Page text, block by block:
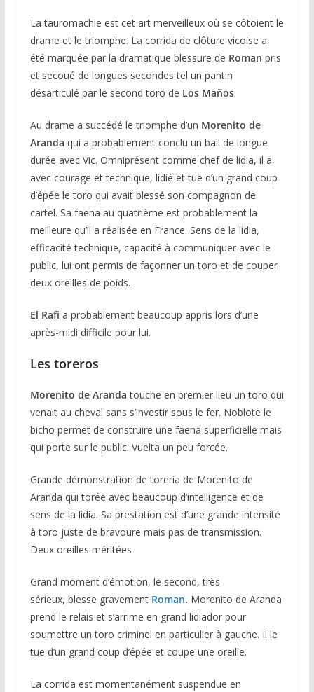
La tauromachie est cet art merveilleux où se côtoient le
drame et le triomphe. La corrida de clôture vicoise a
été marquée par la dramatique blessure de Roman pris
et secoué de longues secondes tel un pantin
désarticulé par le second toro de Los Maños.
Au drame a succédé le triomphe d’un Morenito de
Aranda qui a probablement conclu un bail de longue
durée avec Vic. Omniprésent comme chef de lidia, il a,
avec courage et technique, lidié et tué d’un grand coup
d’épée le toro qui avait blessé son compagnon de
cartel. Sa faena au quatrième est probablement la
meilleure qu’il a réalisée en France. Sens de la lidia,
efficacité technique, capacité à communiquer avec le
public, lui ont permis de façonner un toro et de couper
deux oreilles de poids.
El Rafi a probablement beaucoup appris lors d’une
après-midi difficile pour lui.
Les toreros
Morenito de Aranda touche en premier lieu un toro qui
venait au cheval sans s’investir sous le fer. Noblote le
bicho permet de construire une faena superficielle mais
qui porte sur le public. Vuelta un peu forcée.
Grande démonstration de toreria de Morenito de
Aranda qui torée avec beaucoup d’intelligence et de
sens de la lidia. Sa prestation est d’une grande intensité
à toro juste de bravoure mais pas de transmission.
Deux oreilles méritées
Grand moment d’émotion, le second, très
sérieux, blesse gravement Roman. Morenito de Aranda
prend le relais et s’arrime en grand lidiador pour
soumettre un toro criminel en particulier à gauche. Il le
tue d’un grand coup d’épée et coupe une oreille.
La corrida est momentanément suspendue en